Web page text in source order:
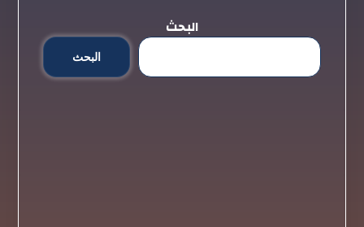
البحث
البحث